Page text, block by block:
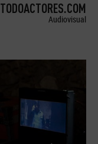
TODOACTORES.COM
Audiovisual